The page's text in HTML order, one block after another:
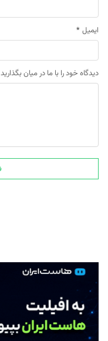
ایمیل *
دیدگاه خود را با ما در میان بگذارید